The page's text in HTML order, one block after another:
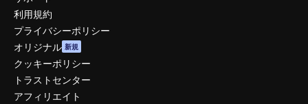
利用規約
プライバシーポリシー
オリジナル 新規
クッキーポリシー
トラストセンター
アフィリエイト